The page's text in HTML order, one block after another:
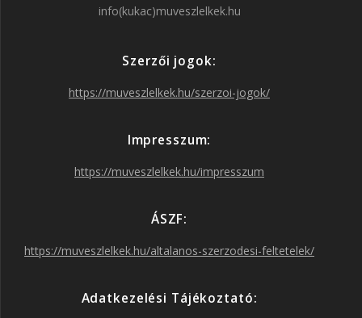
o r
a
m
r
info(kukac)muveszlelkek.hu
Szerzői jogok:
https://muveszlelkek.hu/szerzoi-jogok/
Impresszum:
https://muveszlelkek.hu/impresszum
ÁSZF:
https://muveszlelkek.hu/altalanos-szerzodesi-feltetelek/
Adatkezelési Tájékoztató: